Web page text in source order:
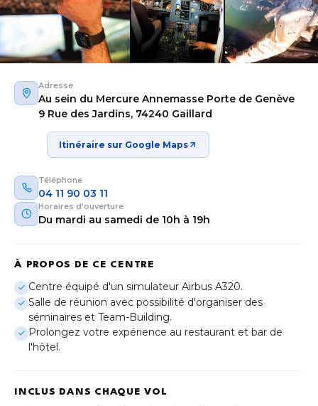
Aix-en-Provence
Provence-Alpes-Côte d'Azur
Bordeaux
Nouvelle-Aquitaine
Adresse
Au sein du Mercure Annemasse Porte de Genève
9 Rue des Jardins, 74240 Gaillard
Itinéraire sur Google Maps
Téléphone
04 11 90 03 11
Horaires d'ouverture
Du mardi au samedi de 10h à 19h
À PROPOS DE CE CENTRE
Centre équipé d'un simulateur Airbus A320.
Salle de réunion avec possibilité d'organiser des
séminaires et Team-Building.
Prolongez votre expérience au restaurant et bar de
l'hôtel.
INCLUS DANS CHAQUE VOL